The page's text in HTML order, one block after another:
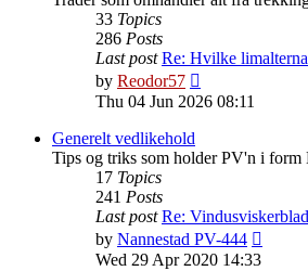
33 Topics
286 Posts
Last post Re: Hvilke
by Reodor57
the
Thu 04 Jun 2026 08:11
Generelt vedlikehold
Tips og triks som holder PV'n i
17 Topics
241 Posts
Last post Re:
by Nannestad PV-444
Wed 29 Apr 2020 14:33